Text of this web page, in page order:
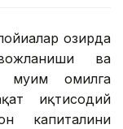
ҳозирда
ва
омилга
иқтисодий
капиталини